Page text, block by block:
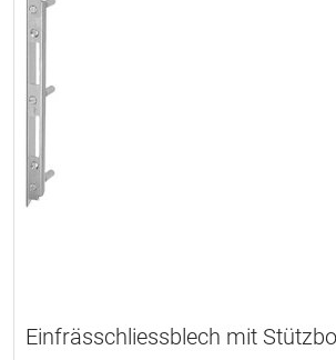
Einfrässchliessblech mit